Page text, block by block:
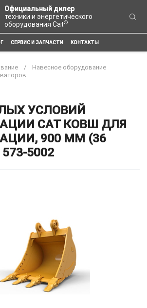
Официальный дилер
техники и энергетического
оборудования Cat®
СЕРВИС И ЗАПЧАСТИ КОНТАКТЫ
Навесное оборудование
УСЛОВИЙ
CAT КОВШ ДЛЯ
900 ММ (36
5002